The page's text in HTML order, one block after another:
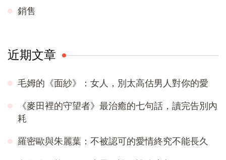
銷售
近期文章
毛姆的《面紗》：女人，別太高估男人對你的愛
《麥田裡的守望者》最治癒的七句話，讀完告別內
耗
羅密歐與朱麗葉：不被認可的愛情終究不能長久